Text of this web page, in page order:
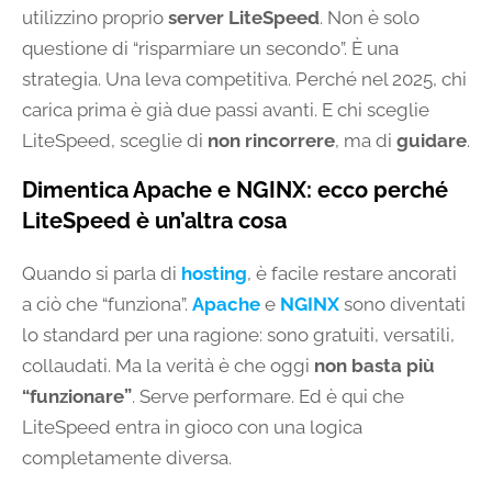
utilizzino proprio server LiteSpeed. Non è solo
questione di “risparmiare un secondo”. È una
strategia. Una leva competitiva. Perché nel 2025, chi
carica prima è già due passi avanti. E chi sceglie
LiteSpeed, sceglie di non rincorrere, ma di guidare.
Dimentica Apache e NGINX: ecco perché
LiteSpeed è un’altra cosa
Quando si parla di hosting, è facile restare ancorati
a ciò che “funziona”. Apache e NGINX sono diventati
lo standard per una ragione: sono gratuiti, versatili,
collaudati. Ma la verità è che oggi non basta più
“funzionare”. Serve performare. Ed è qui che
LiteSpeed entra in gioco con una logica
completamente diversa.